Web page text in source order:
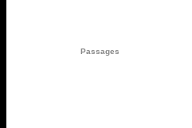
Passages